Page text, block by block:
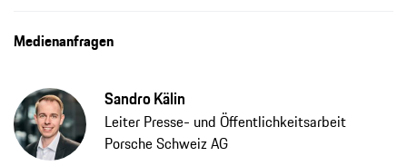
Medienanfragen
Sandro Kälin
Leiter Presse- und Öffentlichkeitsarbeit
Porsche Schweiz AG